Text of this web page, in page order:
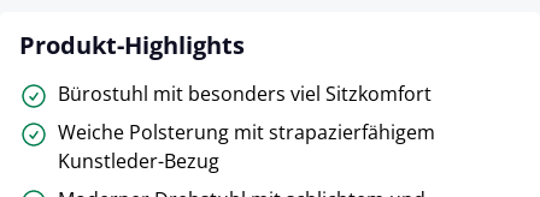
Produkt-Highlights
Bürostuhl mit besonders viel Sitzkomfort
Weiche Polsterung mit strapazierfähigem
Kunstleder-Bezug